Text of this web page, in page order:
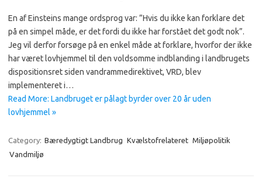
En af Einsteins mange ordsprog var: ”Hvis du ikke kan forklare det
på en simpel måde, er det fordi du ikke har forstået det godt nok”.
Jeg vil derfor forsøge på en enkel måde at forklare, hvorfor der ikke
har været lovhjemmel til den voldsomme indblanding i landbrugets
dispositionsret siden vandrammedirektivet, VRD, blev
implementeret i…
Read More: Landbruget er pålagt byrder over 20 år uden
lovhjemmel »
Category: Bæredygtigt Landbrug Kvælstofrelateret Miljøpolitik
Vandmiljø